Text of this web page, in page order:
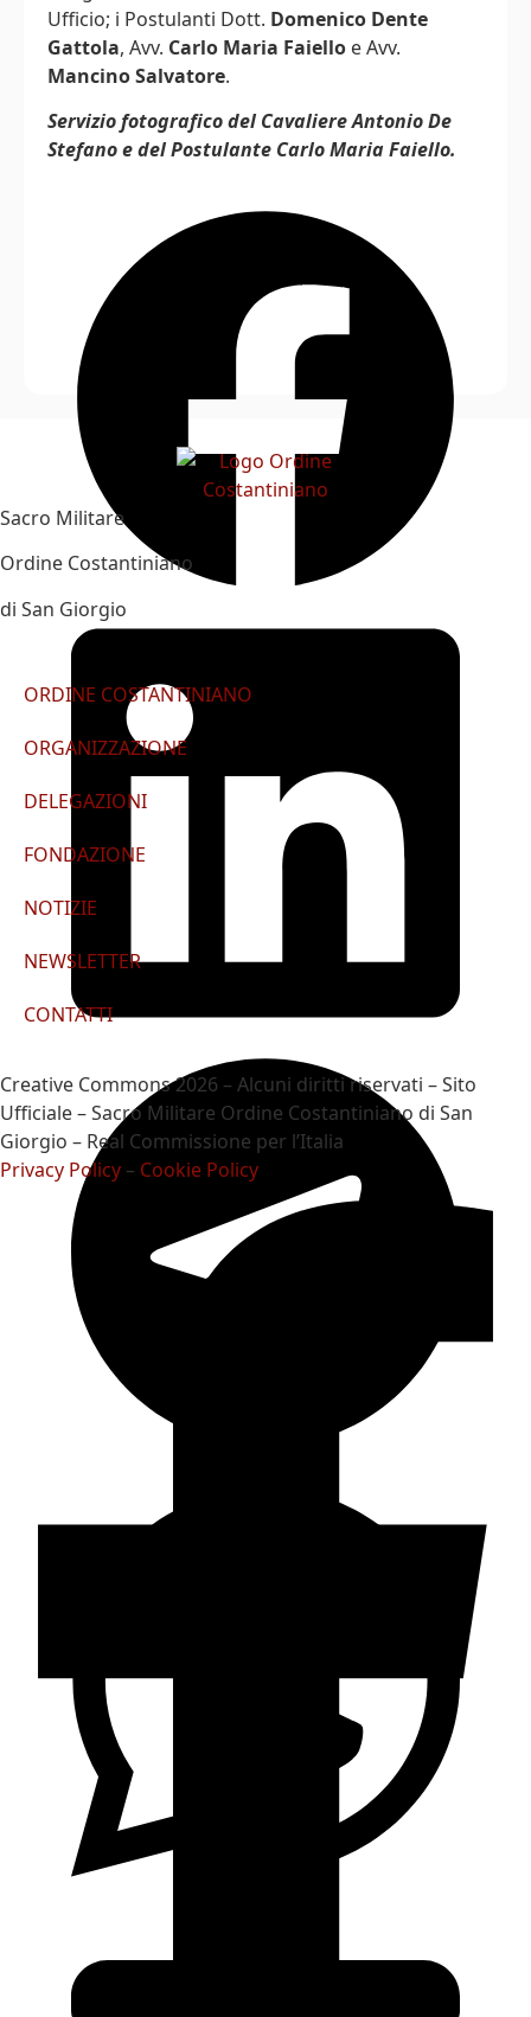
Ufficio; i Postulanti Dott. Domenico Dente
Gattola, Avv. Carlo Maria Faiello e Avv.
Mancino Salvatore.
Servizio fotografico del Cavaliere Antonio De
Stefano e del Postulante Carlo Maria Faiello.
Sacro Militare
Ordine Costantiniano
di San Giorgio
ORDINE COSTANTINIANO
ORGANIZZAZIONE
DELEGAZIONI
FONDAZIONE
NOTIZIE
NEWSLETTER
CONTATTI
Creative Commons 2026 – Alcuni diritti riservati – Sito
Ufficiale – Sacro Militare Ordine Costantiniano di San
Giorgio – Real Commissione per l’Italia
Privacy Policy – Cookie Policy